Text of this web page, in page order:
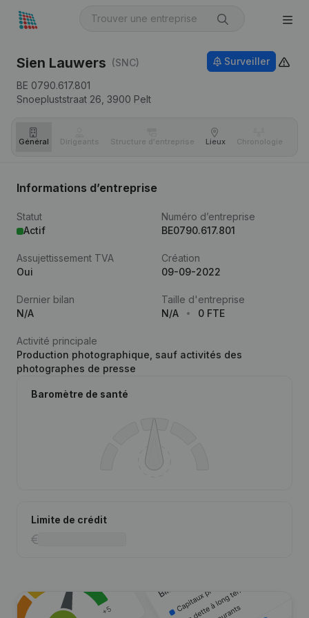
Sien Lauwers (SNC)
BE 0790.617.801
Snoepluststraat 26, 3900 Pelt
Surveiller
Général Dirigeants Structure d'entreprise Lieux Chronologie
Informations d’entreprise
Statut
Actif
Numéro d’entreprise
BE0790.617.801
Assujettissement TVA
Oui
Création
09-09-2022
Dernier bilan
N/A
Taille d'entreprise
N/A
0 FTE
Activité principale
Production photographique, sauf activités des
photographes de presse
Baromètre de santé
Limite de crédit